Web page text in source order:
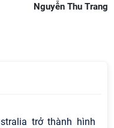
Nguyễn Thu Trang
trở thành hình